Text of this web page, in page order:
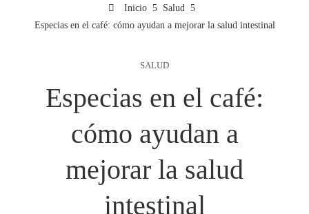
Inicio
Salud
Especias en el café: cómo ayudan a mejorar la salud intestinal
SALUD
Especias en el café:
cómo ayudan a
mejorar la salud
intestinal